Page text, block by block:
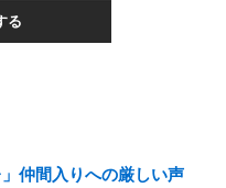
る
仲間入りへの厳しい声